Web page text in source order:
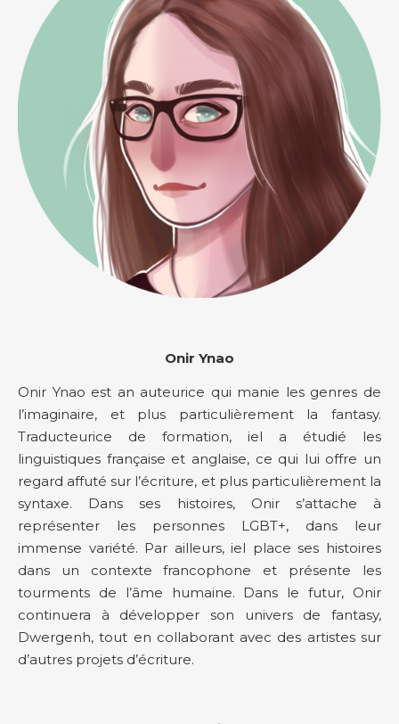
Onir Ynao
Onir Ynao est an auteurice qui manie les genres de
l’imaginaire, et plus particulièrement la fantasy.
Traducteurice de formation, iel a étudié les
linguistiques française et anglaise, ce qui lui offre un
regard affuté sur l’écriture, et plus particulièrement la
syntaxe. Dans ses histoires, Onir s’attache à
représenter les personnes LGBT+, dans leur
immense variété. Par ailleurs, iel place ses histoires
dans un contexte francophone et présente les
tourments de l’âme humaine. Dans le futur, Onir
continuera à développer son univers de fantasy,
Dwergenh, tout en collaborant avec des artistes sur
d’autres projets d’écriture.